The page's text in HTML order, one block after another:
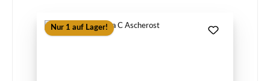
Nur 1 auf Lager!